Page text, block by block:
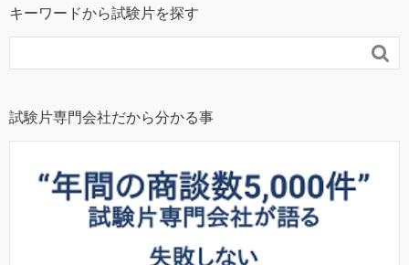
キーワードから試験片を探す

試験片専門会社だから分かる事